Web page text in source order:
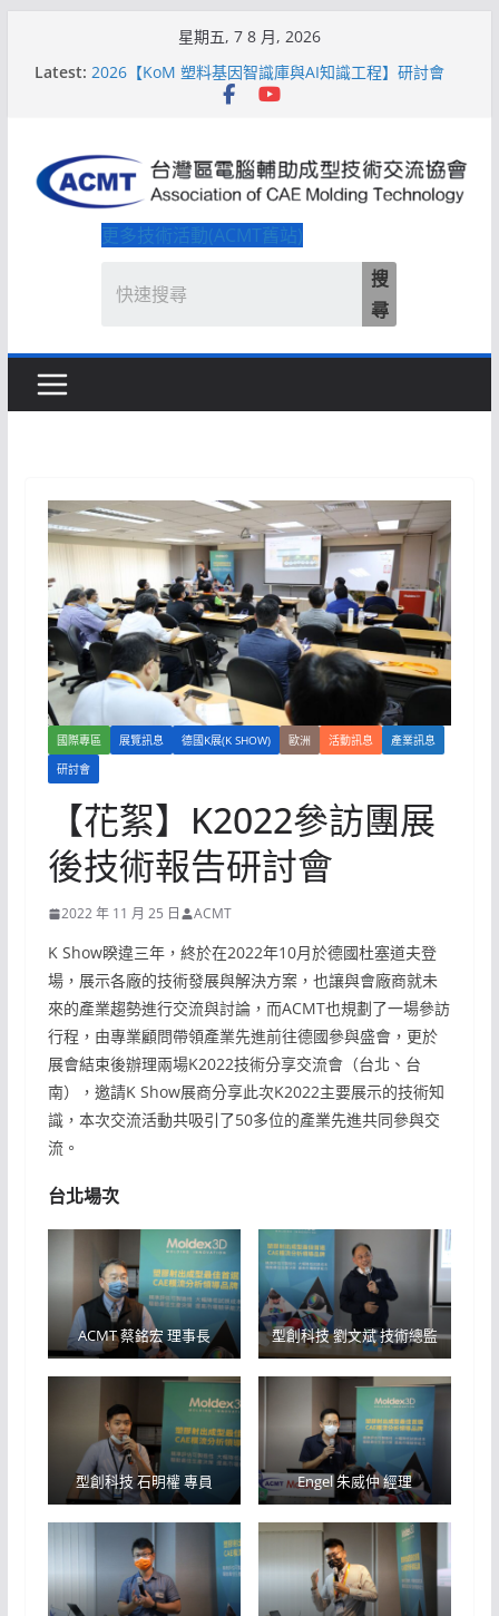
星期五, 7 8 月, 2026
Latest: 2026【KoM 塑料基因智識庫與AI知識工程】研討會
【培訓課程】【ACMT Ｔ零量產】模具估報價：貫穿
具展重磅登場
ACMT打造「Smart Molding 模塑智造平台」主題館
2026【QoM 射出成型高品質穩定生產】研討會
更多技術活動(ACMT舊站)
搜
尋
國際專區 展覽訊息 德國K展(K SHOW) 歐洲 活動訊息
產業訊息
研討會
【花絮】K2022參訪團展
後技術報告研討會
2022 年 11 月 25 日 ACMT
K Show睽違三年，終於在2022年10月於德國杜塞道夫登
場，展示各廠的技術發展與解決方案，也讓與會廠商就未
來的產業趨勢進行交流與討論，而ACMT也規劃了一場參訪
行程，由專業顧問帶領產業先進前往德國參與盛會，更於
展會結束後辦理兩場K2022技術分享交流會（台北、台
南），邀請K Show展商分享此次K2022主要展示的技術知
識，本次交流活動共吸引了50多位的產業先進共同參與交
流。
台北場次
ACMT 蔡銘宏 理事長 型創科技 劉文斌 技術總監
型創科技 石明權 專員 Engel 朱威仲 經理